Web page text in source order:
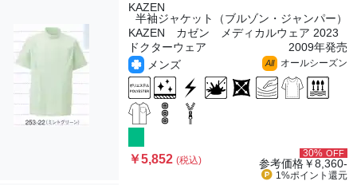
KAZEN
半袖ジャケット（ブルゾン・ジャンパー）
KAZEN カゼン メディカルウェア 2023
ドクターウェア
2009年発売
メンズ
All オールシーズン
￥5,852(税込)
30% OFF
参考価格￥8,360-
1%ポイント 還元